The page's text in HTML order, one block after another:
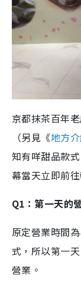
京都抹茶百年
（另見《地方
知有咩甜品款
幕當天立即前
Q1：第一天的
原定營業時間
式，所以第一
營業。